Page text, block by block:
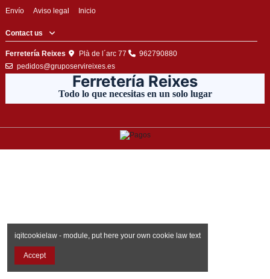
Envío Aviso legal Inicio
Contact us
Ferretería Reixes Plà de l´arc 77
962790880
pedidos@gruposervireixes.es
Ferretería Reixes
Todo lo que necesitas en un solo lugar
iqitcookielaw - module, put here your own cookie law text
Accept